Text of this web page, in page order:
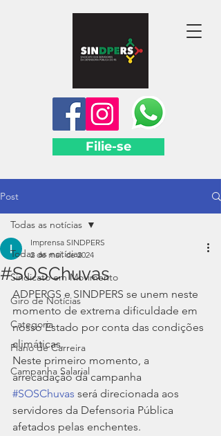
Filie-se
Post
Todas as notícias
Sindicato em Movimento
Giro de Notícias
Categoria
Plano de Carreira
Campanha Salarial
Todas as notícias
#SOSChuvas
Imprensa SINDPERS
2 de mai. de 2024
ADPERGS e SINDPERS se unem neste
momento de extrema dificuldade em
nosso Estado por conta das condições
climáticas.
Neste primeiro momento, a
arrecadação da campanha
#SOSChuvas será direcionada aos
servidores da Defensoria Pública
afetados pelas enchentes.